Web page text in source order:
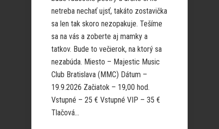
netreba nechať ujsť, takáto zostavička
sa len tak skoro nezopakuje. Tešíme
sa na vás a zoberte aj mamky a
tatkov. Bude to večierok, na ktorý sa
nezabúda. Miesto – Majestic Music
Club Bratislava (MMC) Dátum –
19.9.2026 Začiatok – 19,00 hod.
Vstupné – 25 € Vstupné VIP – 35 €
Tlačová...